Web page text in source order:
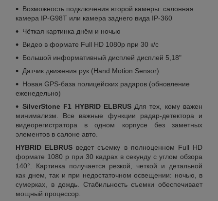
Возможность подключения второй камеры: салонная
камера IP-G98T или камера заднего вида IP-360
Чёткая картинка днём и ночью
Видео в формате Full HD 1080р при 30 к/с
Большой информативный дисплей дисплей 5,18"
Датчик движения рук (Hand Motion Sensor)
Новая GPS-база полицейских радаров (обновление
еженедельно)
SilverStone F1 HYBRID ELBRUSДля тех, кому важен
минимализм. Все важные функции радар-детектора и
видеорегистратора в одном корпусе без заметных
элементов в салоне авто.
HYBRID ELBRUS ведет съемку в полноценном Full HD
формате 1080 р при 30 кадрах в секунду с углом обзора
140°. Картинка получается резкой, четкой и детальной
как днем, так и при недостаточном освещении: ночью, в
сумерках, в дождь. Стабильность съемки обеспечивает
мощный процессор.